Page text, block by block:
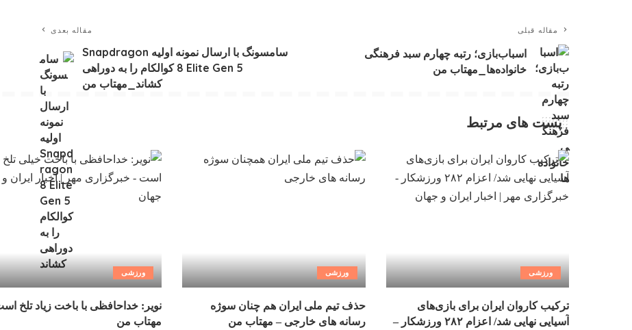
مقاله قبلی
اسباب‌بازی؛ رتبه چهارم سبد فرهنگی
خانواده‌ها_مهتاب من
مقاله بعدی
سامسونگ با ارسال نمونه اولیه Snapdragon
8 Elite Gen 5 کوالکام را به دوراهی
کشاند_مهتاب من
پست های مرتبط
ورزشی
ترکیب کاروان ایران برای بازی‌های
آسیایی نهایی شد/ اعزام ۲۸۲ ورزشکار –
ورزشی
حذف تیم ملی ایران هم چنان سوژه
رسانه های خارجی – مهتاب من
ورزشی
نویر: خداحافظی با باخت زیاد تلخ
مهتاب من